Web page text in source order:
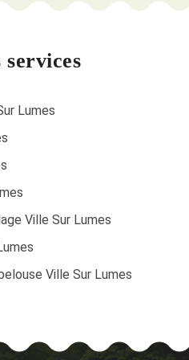
Lumes
Ville Sur Lumes
Ville Sur Lumes